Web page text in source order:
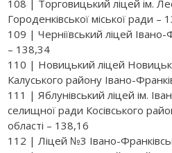
108 | Торговицький ліцей ім.
Городенківської міської ради –
109 | Черніївський ліцей Івано-
– 138,34
110 | Новицький ліцей
Калуського району Івано-
111 | Яблунівський ліцей ім.
селищної ради Косівського
області – 138,16
112 | Ліцей №3 Івано-